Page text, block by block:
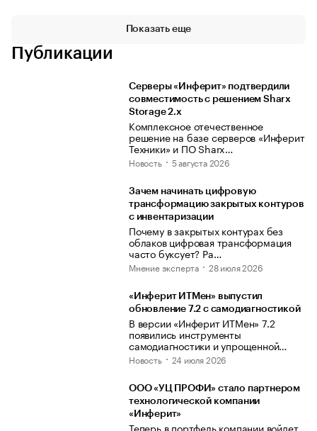
Показать еще
Публикации
Серверы «Инферит» подтвердили
совместимость с решением Sharx
Storage 2.x
Комплексное отечественное
решение на базе серверов «Инферит
Техники» и ПО Sharx…
Новость 5 августа 2026
Зачем начинать цифровую
трансформацию закрытых контуров
с инвентаризации
Почему в закрытых контурах без
облаков цифровая трансформация
часто буксует? Ра…
Мнение эксперта 28 июля 2026
«Инферит ИТМен» выпустил
обновление 7.2 с самодиагностикой
В версии «Инферит ИТМен» 7.2
появились инструменты
самодиагностики и упрощенной…
Новость 24 июля 2026
ООО «УЦ ПРОФИ» стало партнером
технологической компании
«Инферит»
Теперь в портфель компании войдет